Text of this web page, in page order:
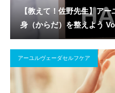
【教えて！佐野先生】ア
身（からだ）を整えよう
アーユルヴェーダセルフケア